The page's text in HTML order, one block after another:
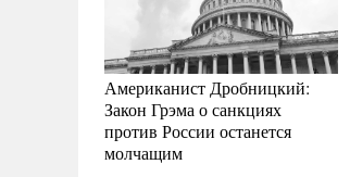
Американист Дробницкий:
Закон Грэма о санкциях
против России останется
молчащим